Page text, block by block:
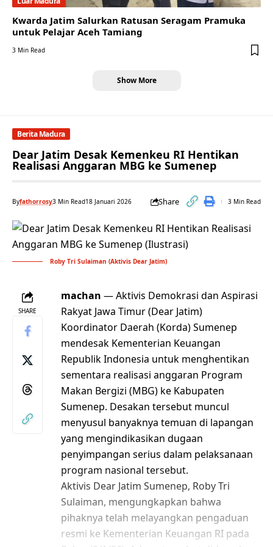
Kwarda Jatim Salurkan Ratusan Seragam Pramuka
untuk Pelajar Aceh Tamiang
3 Min Read
Show More
Berita Madura
Dear Jatim Desak Kemenkeu RI Hentikan
Realisasi Anggaran MBG ke Sumenep
Byfathorrosy3 Min Read18 Januari 2026 Share 3 Min Read
Roby Tri Sulaiman (Aktivis Dear Jatim)
SHARE
machan — Aktivis Demokrasi dan Aspirasi
Rakyat Jawa Timur (Dear Jatim)
Koordinator Daerah (Korda) Sumenep
mendesak Kementerian Keuangan
Republik Indonesia untuk menghentikan
sementara realisasi anggaran Program
Makan Bergizi (MBG) ke Kabupaten
Sumenep. Desakan tersebut muncul
menyusul banyaknya temuan di lapangan
yang mengindikasikan dugaan
penyimpangan serius dalam pelaksanaan
program nasional tersebut.
Aktivis Dear Jatim Sumenep, Roby Tri
Sulaiman, mengungkapkan bahwa
pihaknya telah melayangkan pengaduan
resmi ke Kementerian Keuangan RI pada